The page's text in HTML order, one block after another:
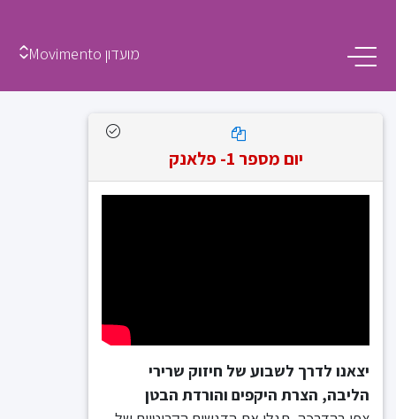
מועדון Movimento
יום מספר 1- פלאנק
יצאנו לדרך לשבוע של חיזוק שרירי
הליבה, הצרת היקפים והורדת הבטן